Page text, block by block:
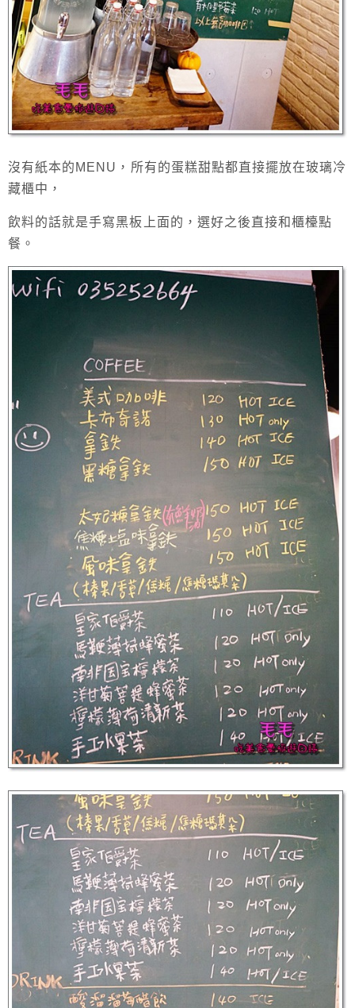
沒有紙本的MENU，所有的蛋糕甜點都直接擺放在玻璃冷
藏櫃中，
飲料的話就是手寫黑板上面的，選好之後直接和櫃檯點
餐。